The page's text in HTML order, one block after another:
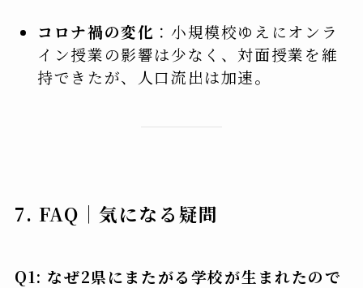
コロナ禍の変化 ：小規模校ゆえにオンラ
イン授業の影響は少なく、対面授業を維
持できたが、人口流出は加速。
7. FAQ｜気になる疑問
Q1: なぜ2県にまたがる学校が生まれたので